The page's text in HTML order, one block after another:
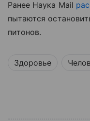
Ранее Наука Mail
пытаются
питонов.
Здоровье